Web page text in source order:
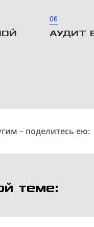
06
АУДИТ
– поделитесь ею:
теме: